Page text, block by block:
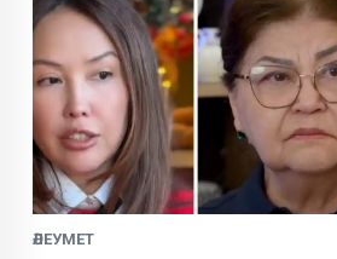
ӘЛЕУМЕТ